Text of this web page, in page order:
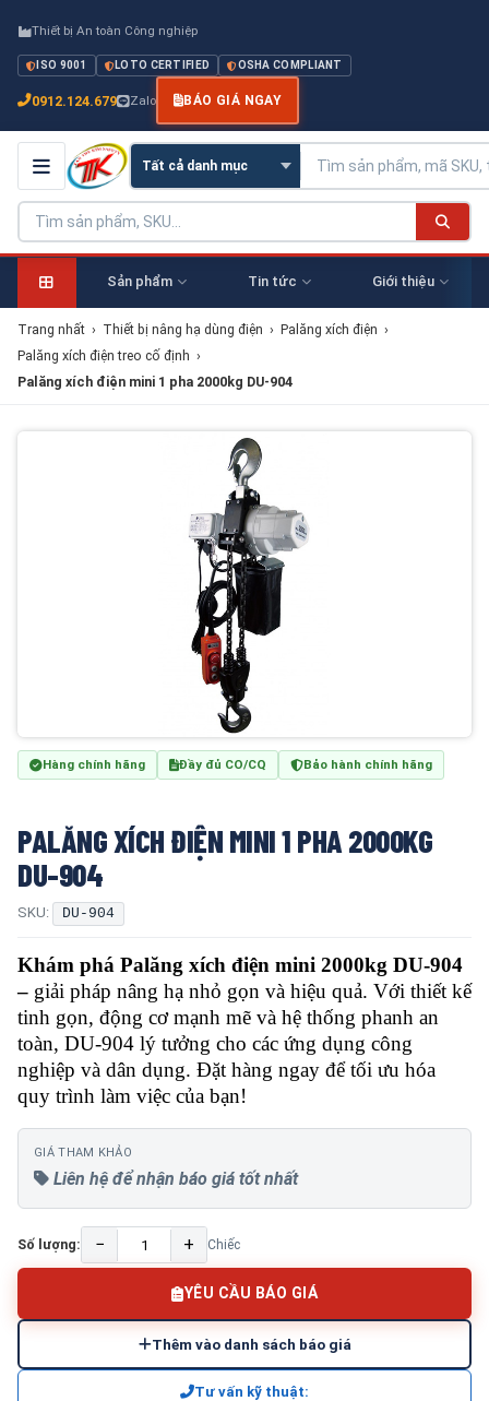
Thiết bị An toàn Công nghiệp
ISO 9001 LOTO CERTIFIED OSHA COMPLIANT
0912.124.679 Zalo BÁO GIÁ NGAY
Sản phẩm Tin tức Giới thiệu
Trang nhất › Thiết bị nâng hạ dùng điện › Palăng xích điện ›
Palăng xích điện treo cố định ›
Palăng xích điện mini 1 pha 2000kg DU-904
Hàng chính hãng Đầy đủ CO/CQ Bảo hành chính hãng
PALĂNG XÍCH ĐIỆN MINI 1 PHA 2000KG
DU-904
SKU: DU-904
Khám phá Palăng xích điện mini 2000kg DU-904
– giải pháp nâng hạ nhỏ gọn và hiệu quả. Với thiết kế
tinh gọn, động cơ mạnh mẽ và hệ thống phanh an
toàn, DU-904 lý tưởng cho các ứng dụng công
nghiệp và dân dụng. Đặt hàng ngay để tối ưu hóa
quy trình làm việc của bạn!
GIÁ THAM KHẢO
Liên hệ để nhận báo giá tốt nhất
Số lượng: − + Chiếc
YÊU CẦU BÁO GIÁ
Thêm vào danh sách báo giá
Tư vấn kỹ thuật: